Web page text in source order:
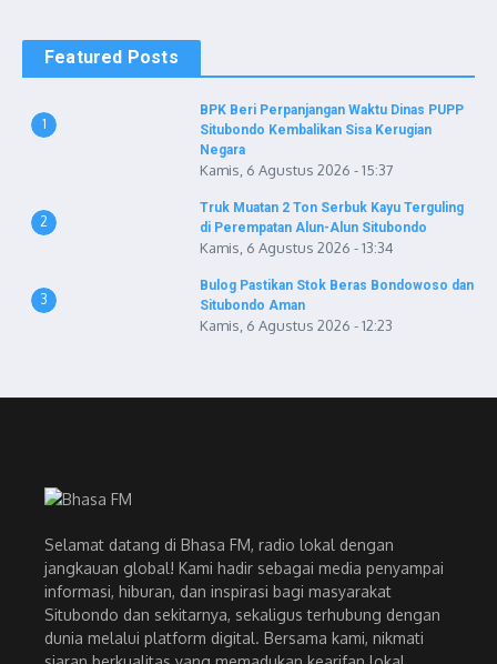
Featured Posts
1
BPK Beri Perpanjangan Waktu Dinas PUPP
Situbondo Kembalikan Sisa Kerugian
Negara
Kamis, 6 Agustus 2026 - 15:37
2
Truk Muatan 2 Ton Serbuk Kayu Terguling
di Perempatan Alun-Alun Situbondo
Kamis, 6 Agustus 2026 - 13:34
3
Bulog Pastikan Stok Beras Bondowoso dan
Situbondo Aman
Kamis, 6 Agustus 2026 - 12:23
Selamat datang di Bhasa FM, radio lokal dengan
jangkauan global! Kami hadir sebagai media penyampai
informasi, hiburan, dan inspirasi bagi masyarakat
Situbondo dan sekitarnya, sekaligus terhubung dengan
dunia melalui platform digital. Bersama kami, nikmati